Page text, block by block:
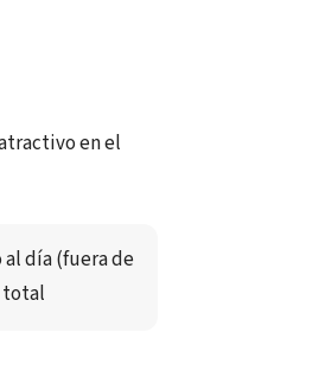
en el
día (fuera de
total